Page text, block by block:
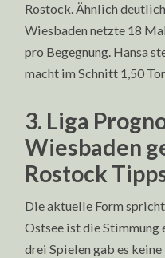
Rostock. Ähnlich
Wiesbaden netzte 18
pro Begegnung. Hansa
macht im Schnitt 1,50
3. Liga
Wiesbaden
Rostock
Die aktuelle Form
Ostsee ist die Stimmung
drei Spielen gab es